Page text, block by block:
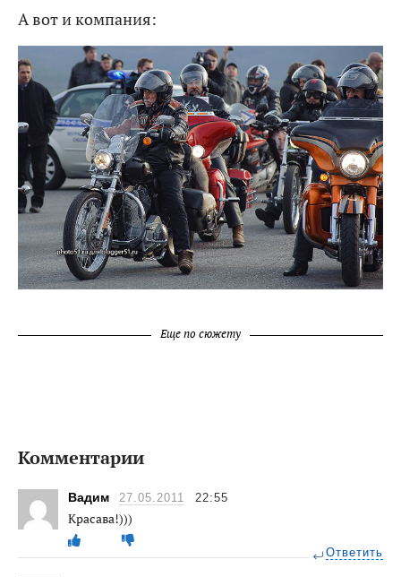
А вот и компания:
Еще по сюжету
Комментарии
Вадим 27.05.2011 22:55
Красава!)))
Ответить